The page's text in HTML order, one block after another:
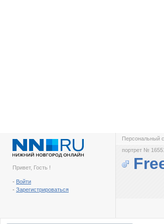
Привет, Гость !
- Войти
- Зарегистрироваться
Персональный
портрет №